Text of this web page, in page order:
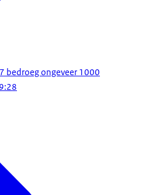
bedroeg ongeveer 1000